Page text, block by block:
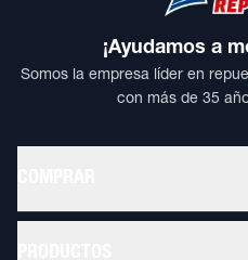
¡Ayudamos a
Somos la empresa líder en
con más de 35